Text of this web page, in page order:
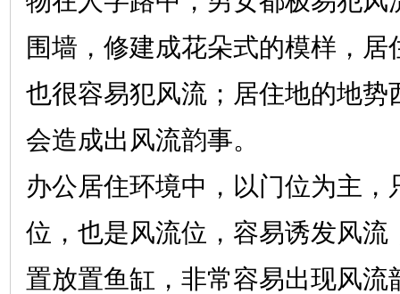
围墙，修建成花朵式的模样，居
也很容易犯风流；居住地的地势
会造成出风流韵事。
办公居住环境中，以门位为主，
位，也是风流位，容易诱发风流
置放置鱼缸，非常容易出现风流